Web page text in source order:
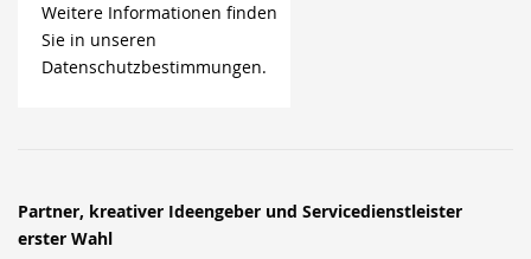
Weitere Informationen finden
Sie in unseren
Datenschutzbestimmungen.
Partner, kreativer Ideengeber und Servicedienstleister
erster Wahl